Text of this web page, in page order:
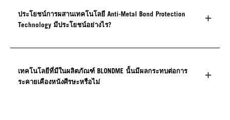
ประโยชน์การผสานเทคโนโลยี Anti-Metal Bond Protection
Technology มีประโยชน์อย่างไร?
เทคโนโลยีที่มีในผลิตภัณฑ์ BLONDME นั้นมีผลกระทบต่อการ
ระคายเคืองหนังศีรษะหรือไม่